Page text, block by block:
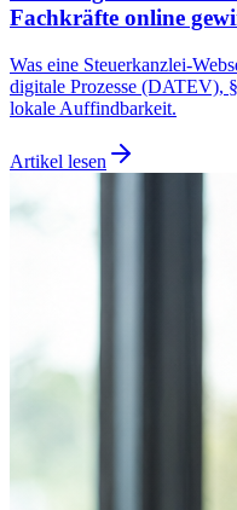
Fachkräfte online
Was eine Steuerkanzlei-
digitale Prozesse (DATEV),
lokale Auffindbarkeit.
Artikel lesen